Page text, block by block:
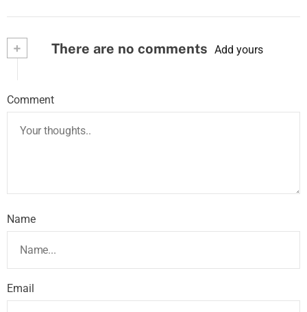
+ There are no comments Add yours
Comment
Name
Email